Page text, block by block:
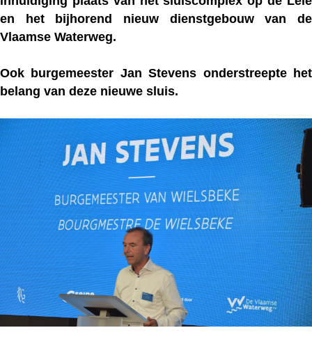
en het bijhorend nieuw dienstgebouw van de
Vlaamse Waterweg.
Ook burgemeester Jan Stevens onderstreepte het
belang van deze nieuwe sluis.